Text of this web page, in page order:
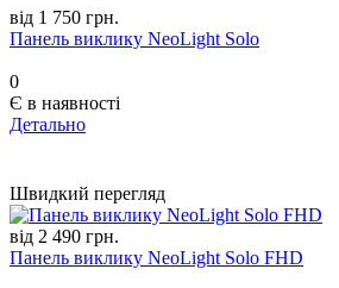
від 1 750 грн.
Панель виклику NeoLight Solo
0
Є в наявності
Детально
Швидкий перегляд
від 2 490 грн.
Панель виклику NeoLight Solo FHD